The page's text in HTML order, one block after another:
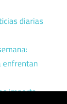
diarias
enfrentan
importa